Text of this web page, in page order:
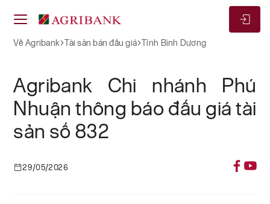
Về Agribank Tài sản bán đấu giá Tỉnh Bình Dương
Agribank Chi nhánh Phú
Nhuận thông báo đấu giá tài
sản số 832
29/05/2026